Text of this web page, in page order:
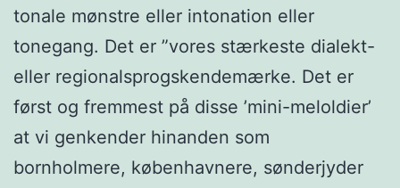
tonale mønstre eller intonation eller
tonegang. Det er ”vores stærkeste dialekt-
eller regionalsprogskendemærke. Det er
først og fremmest på disse ’mini-meloldier’
at vi genkender hinanden som
bornholmere, københavnere, sønderjyder